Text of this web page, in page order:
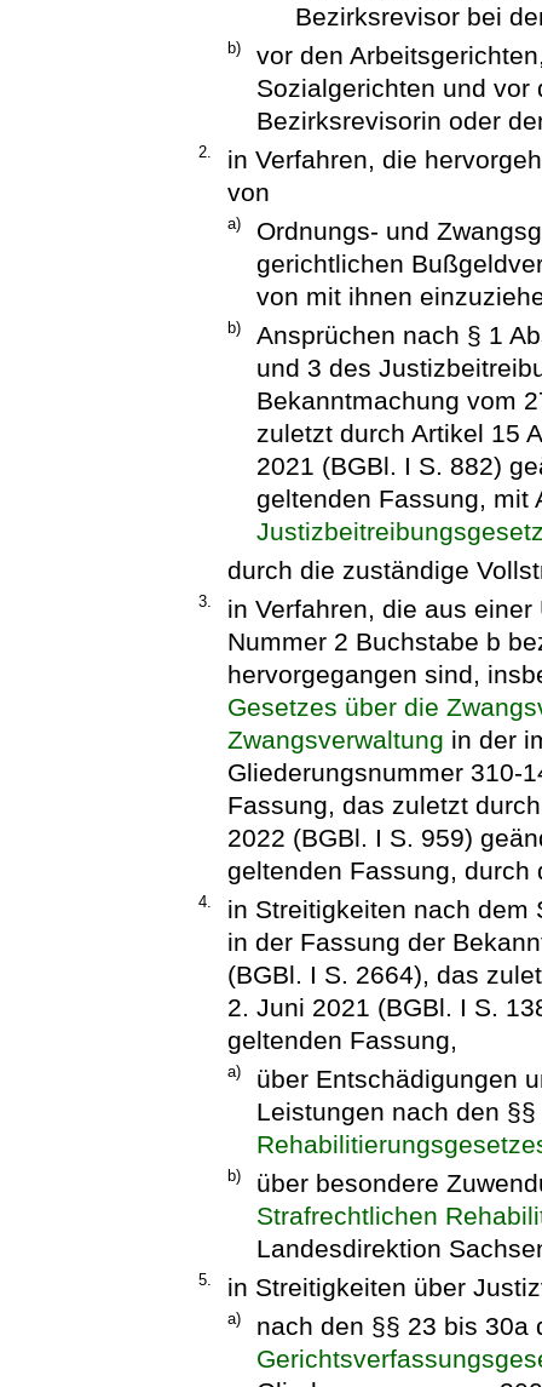
Bezirksrevisor bei
b)
vor den
Sozialgerichten und
Bezirksrevisorin oder
2.
in Verfahren, die
von
a)
Ordnungs- und
gerichtlichen
von mit ihnen
b)
Ansprüchen nach § 1
und 3 des
Bekanntmachung vom
zuletzt durch Artikel 15
2021 (BGBl. I S. 882)
geltenden Fassung, mit
durch die zuständige
3.
in Verfahren, die aus
Nummer 2 Buchstabe b
hervorgegangen sind,
Gesetzes über die
Zwangsverwaltung in der
Gliederungsnummer 310-
Fassung, das zuletzt
2022 (BGBl. I S. 959)
geltenden Fassung,
4.
in Streitigkeiten nach dem
in der Fassung der
(BGBl. I S. 2664), das
2. Juni 2021 (BGBl. I S.
geltenden Fassung,
a)
über Entschädigungen
Leistungen nach den
b)
über besondere
Strafrechtlichen
Landesdirektion
5. in Streitigkeiten über
a)
nach den §§ 23 bis 30a